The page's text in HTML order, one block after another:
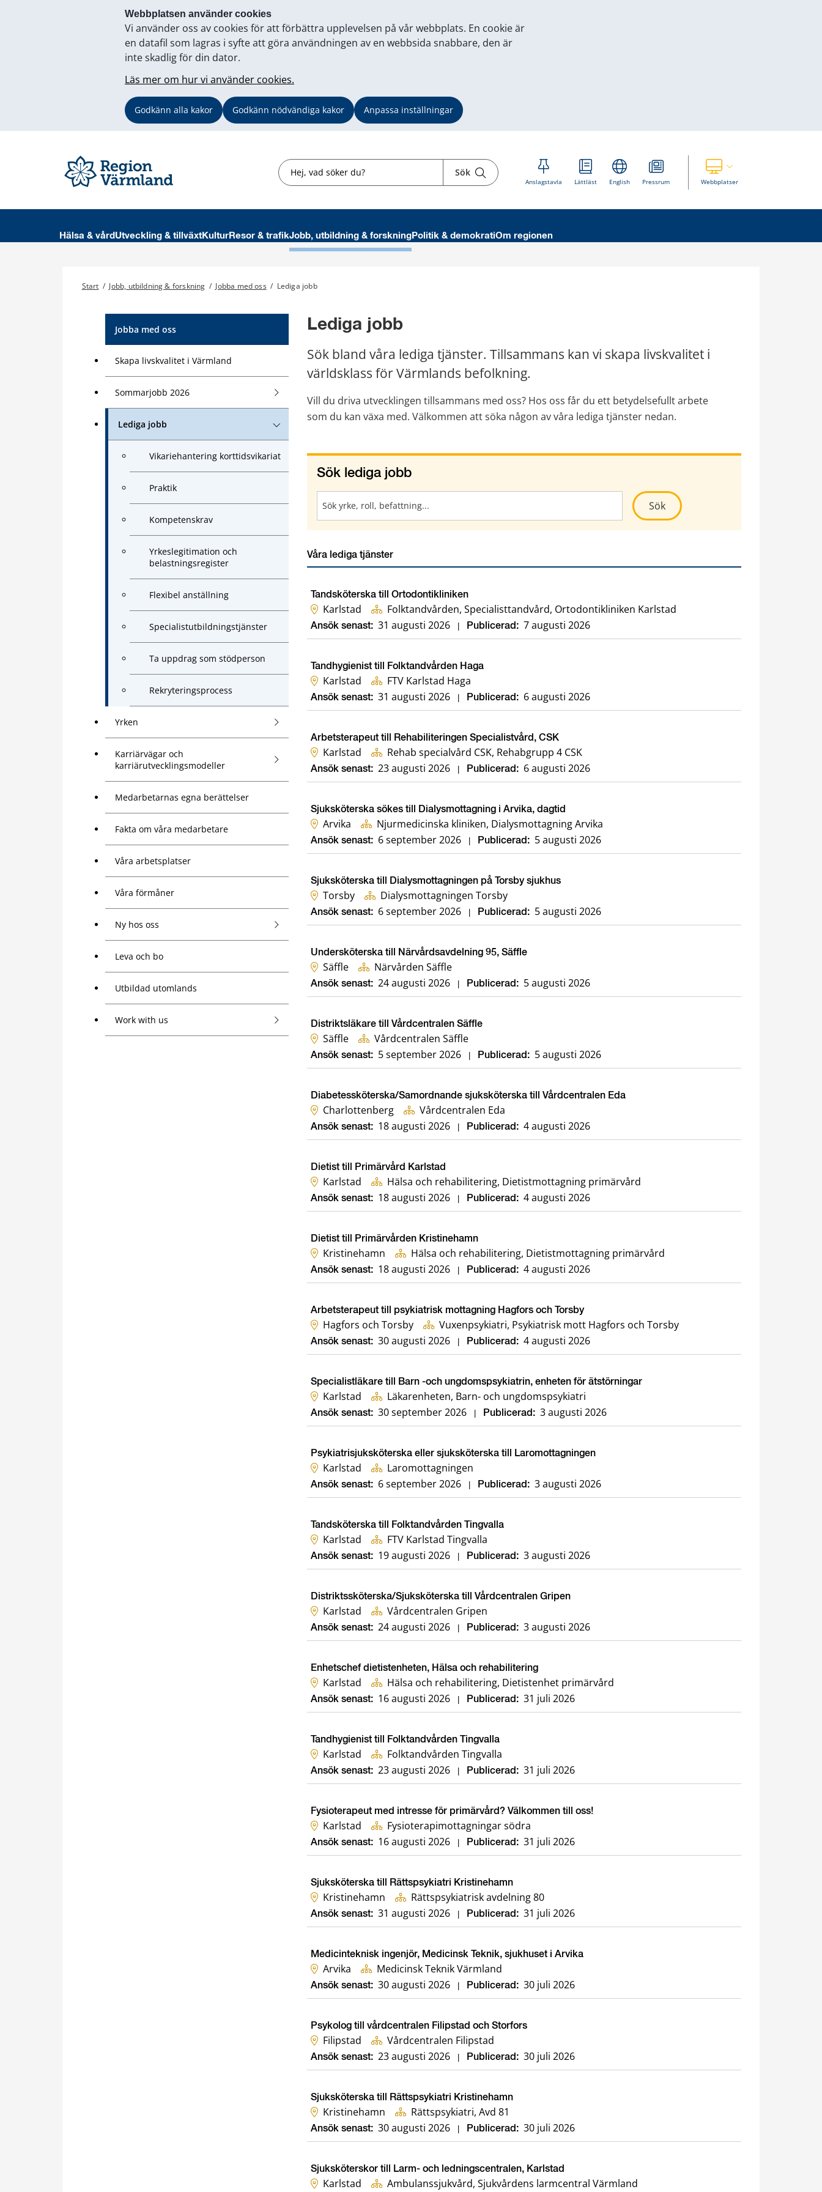
Webbplatsen använder cookies
Vi använder oss av cookies för att förbättra upplevelsen på vår webbplats. En cookie är
en datafil som lagras i syfte att göra användningen av en webbsida snabbare, den är
inte skadlig för din dator.
Läs mer om hur vi använder cookies.
Godkänn alla kakor Godkänn nödvändiga kakor Anpassa inställningar
Sök Sök
Anslagstavla Lättläst English Pressrum WebbplatserVisa våra andra webbplatser
Hälsa & vård Utveckling & tillväxtKulturResor & trafikJobb, utbildning & forskningPolitik & demokratiOm regionen
Start / Jobb, utbildning & forskning / Jobba med oss / Lediga jobb
Jobba med oss
Skapa livskvalitet i Värmland
Sommarjobb 2026
Lediga jobb
Vikariehantering korttidsvikariat
Praktik
Kompetenskrav
Yrkeslegitimation och
belastningsregister
Flexibel anställning
Specialistutbildningstjänster
Ta uppdrag som stödperson
Rekryteringsprocess
Yrken
Karriärvägar och
karriärutvecklingsmodeller
Medarbetarnas egna berättelser
Fakta om våra medarbetare
Våra arbetsplatser
Våra förmåner
Ny hos oss
Leva och bo
Utbildad utomlands
Work with us
Lediga jobb
Sök bland våra lediga tjänster. Tillsammans kan vi skapa livskvalitet i
världsklass för Värmlands befolkning.
Vill du driva utvecklingen tillsammans med oss? Hos oss får du ett betydelsefullt arbete
som du kan växa med. Välkommen att söka någon av våra lediga tjänster nedan.
Sök lediga jobb
SökKör sökning
Våra lediga tjänster
Tandsköterska till Ortodontikliniken
Karlstad Folktandvården, Specialisttandvård, Ortodontikliniken Karlstad
Ansök senast: 31 augusti 2026 | Publicerad: 7 augusti 2026
Tandhygienist till Folktandvården Haga
Karlstad FTV Karlstad Haga
Ansök senast: 31 augusti 2026 | Publicerad: 6 augusti 2026
Arbetsterapeut till Rehabiliteringen Specialistvård, CSK
Karlstad Rehab specialvård CSK, Rehabgrupp 4 CSK
Ansök senast: 23 augusti 2026 | Publicerad: 6 augusti 2026
Sjuksköterska sökes till Dialysmottagning i Arvika, dagtid
Arvika Njurmedicinska kliniken, Dialysmottagning Arvika
Ansök senast: 6 september 2026 | Publicerad: 5 augusti 2026
Sjuksköterska till Dialysmottagningen på Torsby sjukhus
Torsby Dialysmottagningen Torsby
Ansök senast: 6 september 2026 | Publicerad: 5 augusti 2026
Undersköterska till Närvårdsavdelning 95, Säffle
Säffle Närvården Säffle
Ansök senast: 24 augusti 2026 | Publicerad: 5 augusti 2026
Distriktsläkare till Vårdcentralen Säffle
Säffle Vårdcentralen Säffle
Ansök senast: 5 september 2026 | Publicerad: 5 augusti 2026
Diabetessköterska/Samordnande sjuksköterska till Vårdcentralen Eda
Charlottenberg Vårdcentralen Eda
Ansök senast: 18 augusti 2026 | Publicerad: 4 augusti 2026
Dietist till Primärvård Karlstad
Karlstad Hälsa och rehabilitering, Dietistmottagning primärvård
Ansök senast: 18 augusti 2026 | Publicerad: 4 augusti 2026
Dietist till Primärvården Kristinehamn
Kristinehamn Hälsa och rehabilitering, Dietistmottagning primärvård
Ansök senast: 18 augusti 2026 | Publicerad: 4 augusti 2026
Arbetsterapeut till psykiatrisk mottagning Hagfors och Torsby
Hagfors och Torsby Vuxenpsykiatri, Psykiatrisk mott Hagfors och Torsby
Ansök senast: 30 augusti 2026 | Publicerad: 4 augusti 2026
Specialistläkare till Barn -och ungdomspsykiatrin, enheten för ätstörningar
Karlstad Läkarenheten, Barn- och ungdomspsykiatri
Ansök senast: 30 september 2026 | Publicerad: 3 augusti 2026
Psykiatrisjuksköterska eller sjuksköterska till Laromottagningen
Karlstad Laromottagningen
Ansök senast: 6 september 2026 | Publicerad: 3 augusti 2026
Tandsköterska till Folktandvården Tingvalla
Karlstad FTV Karlstad Tingvalla
Ansök senast: 19 augusti 2026 | Publicerad: 3 augusti 2026
Distriktssköterska/Sjuksköterska till Vårdcentralen Gripen
Karlstad Vårdcentralen Gripen
Ansök senast: 24 augusti 2026 | Publicerad: 3 augusti 2026
Enhetschef dietistenheten, Hälsa och rehabilitering
Karlstad Hälsa och rehabilitering, Dietistenhet primärvård
Ansök senast: 16 augusti 2026 | Publicerad: 31 juli 2026
Tandhygienist till Folktandvården Tingvalla
Karlstad Folktandvården Tingvalla
Ansök senast: 23 augusti 2026 | Publicerad: 31 juli 2026
Fysioterapeut med intresse för primärvård? Välkommen till oss!
Karlstad Fysioterapimottagningar södra
Ansök senast: 16 augusti 2026 | Publicerad: 31 juli 2026
Sjuksköterska till Rättspsykiatri Kristinehamn
Kristinehamn Rättspsykiatrisk avdelning 80
Ansök senast: 31 augusti 2026 | Publicerad: 31 juli 2026
Medicinteknisk ingenjör, Medicinsk Teknik, sjukhuset i Arvika
Arvika Medicinsk Teknik Värmland
Ansök senast: 30 augusti 2026 | Publicerad: 30 juli 2026
Psykolog till vårdcentralen Filipstad och Storfors
Filipstad Vårdcentralen Filipstad
Ansök senast: 23 augusti 2026 | Publicerad: 30 juli 2026
Sjuksköterska till Rättspsykiatri Kristinehamn
Kristinehamn Rättspsykiatri, Avd 81
Ansök senast: 30 augusti 2026 | Publicerad: 30 juli 2026
Sjuksköterskor till Larm- och ledningscentralen, Karlstad
Karlstad Ambulanssjukvård, Sjukvårdens larmcentral Värmland